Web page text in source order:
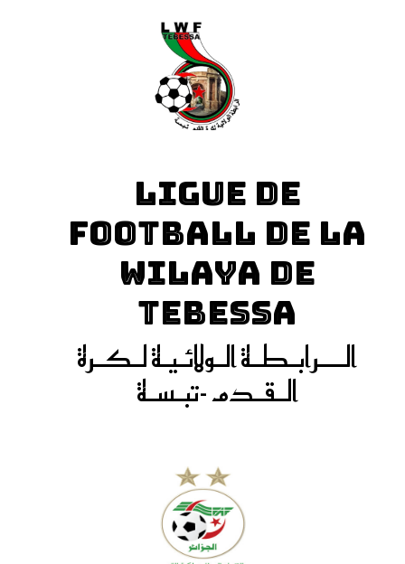
LIGUE DE
FOOTBALL DE LA
WILAYA DE
TEBESSA
الـــرابـطـة الـولائـيـة لـكـرة
الـقـدم -تبـسـة